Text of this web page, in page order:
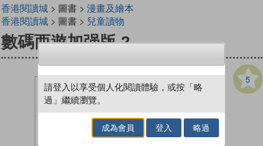
香港閱讀城> 圖書 > 漫畫及繪本
香港閱讀城> 圖書 > 兒童讀物
數碼西遊加强版 2
5
請登入以享受個人化閱讀體驗，或按「略
過」繼續瀏覽。
成為會員 登入 略過